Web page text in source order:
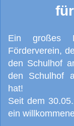
Ein großes
Förderverein,
den Schulhof
den Schulhof
hat!
Seit dem
ein